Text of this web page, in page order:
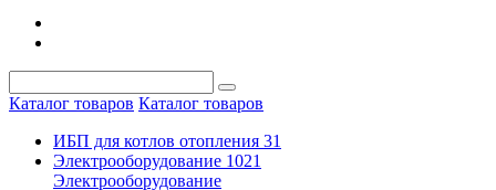
Каталог товаров Каталог товаров
ИБП для котлов отопления 31
Электрооборудование 1021
Электрооборудование